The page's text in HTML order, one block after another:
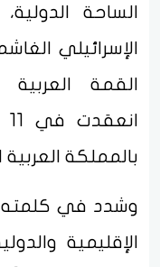
الساحة
الإسرائيلي
القمة العربية
بالمملكة
وشدد في كلمته
الإقليمية